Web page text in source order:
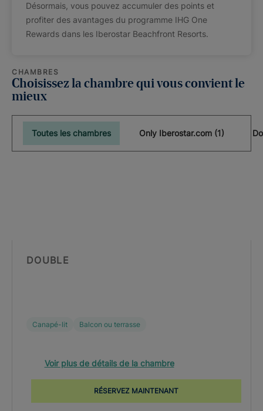
Désormais, vous pouvez accumuler des points et
profiter des avantages du programme IHG One
Rewards dans les Iberostar Beachfront Resorts.
CHAMBRES
Choisissez la chambre qui vous convient le
mieux
Toutes les chambres Only Iberostar.com (1)
DOUBLE
Canapé-lit Balcon ou terrasse
Voir plus de détails de la chambre
RÉSERVEZ MAINTENANT